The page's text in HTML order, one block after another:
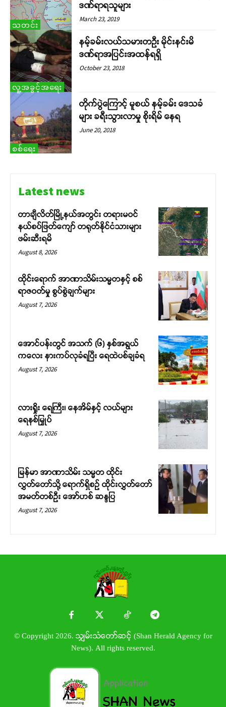
သတင်း
ဒဏ်ရာရသူများ
March 23, 2019
လူ့အခွင့်အရေး
နမ့်ခမ်းလယ်သမားတဦး မိုင်းနင်းမိ
ဒဏ်ရာအပြင်းအထန်ရရှိ
October 23, 2018
စစ်ရေး
တိုက်ပွဲကြောင့် မူစယ် နမ့်ခမ်း ဒေသခံ
များ ခရီးသွားလာမှု စိုးရိမ် နေရ
June 20, 2018
Latest news
တာချီလိတ်မြို့နယ်အတွင်း တရားမဝင်
နယ်စပ်ဖြတ်ကျော် တရုတ်နိုင်ငံသားများ
ဖမ်းဆီးရမိ
August 8, 2026
ထိုင်းရောက် အာဏာသိမ်းသမ္မတနှင့် စစ်
ရာဇဝတ်မှု စွပ်စွဲချက်များ
August 7, 2026
အောင်ပန်းတွင် အသက် (၆) နှစ်အရွယ်
ကလေး နားကပ်လုခံရပြီး ရေထဲပစ်ချခံရ
August 7, 2026
လားရှိုး ရေကြီး၊ နေအိမ်နှင့် လယ်များ
ရေနစ်မြှုပ်
August 7, 2026
မြန်မာ အာဏာသိမ်း သမ္မတ ထိုင်း
လွှတ်တော်သို့ ရောက်ရှိစဉ် ထိုင်းလွှတ်တော်
အမတ်တစ်ဦး အော်ဟစ် ဆန္ဒပြ
August 7, 2026
© Copyright 2026. သျှမ်းသံတော်ဆင့် (Shan Herald Agency for
News). All rights reserved.